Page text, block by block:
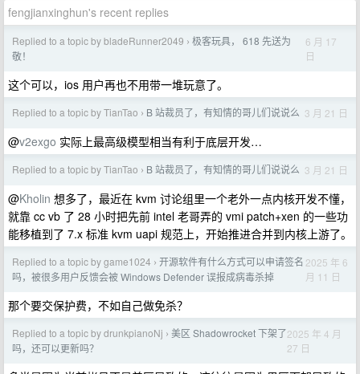
fengjianxinghun's recent replies
Replied to a topic by bladeRunner2049 › 极客玩具， 618 先送为
敬！
6 月 17
日
这个可以，ios 用户再也不用带一堆玩意了。
Replied to a topic by TianTao › B 站裁员了，有知情的哥儿们说说么 3 月 21 日
@v2exgo 实际上最高级模型相当有利于底层开发…
Replied to a topic by TianTao › B 站裁员了，有知情的哥儿们说说么 3 月 21 日
@Kholin 想多了，最近在 kvm 讨论组里一个老外一点内核开发不懂，
就靠 cc vb 了 28 小时把先前 intel 老哥弄的 vmi patch+xen 的一些功
能移植到了 7.x 标准 kvm uapi 规范上，开始推进合并到内核上游了。
Replied to a topic by game1024 › 开源软件有什么方式可以申请签名
吗，被很多用户反馈会被 Windows Defender 误报成病毒杀掉
2025 年 6
月 11 日
那个要交保护费，不如自己做免杀？
Replied to a topic by drunkpianoNj › 美区 Shadowrocket 下架了
吗，还可以更新吗？
2025 年 4 月
27 日